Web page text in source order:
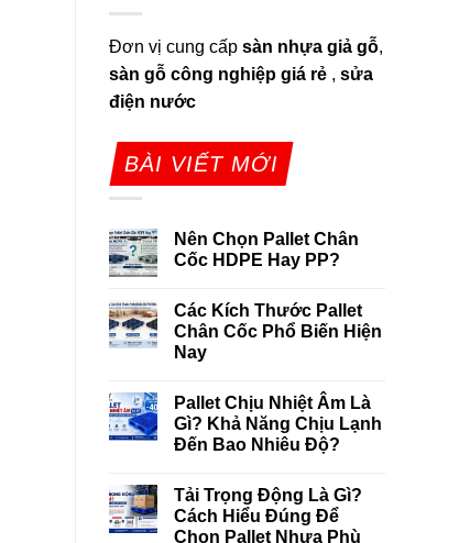
Đơn vị cung cấp sàn nhựa giả gỗ,
sàn gỗ công nghiệp giá rẻ, sửa
điện nước
BÀI VIẾT MỚI
Nên Chọn Pallet Chân
Cốc HDPE Hay PP?
Các Kích Thước Pallet
Chân Cốc Phổ Biến Hiện
Nay
Pallet Chịu Nhiệt Âm Là
Gì? Khả Năng Chịu Lạnh
Đến Bao Nhiêu Độ?
Tải Trọng Động Là Gì?
Cách Hiểu Đúng Để
Chọn Pallet Nhựa Phù